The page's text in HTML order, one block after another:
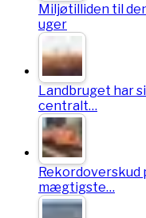
Miljøtilliden til
uger
Landbruget har
centralt…
Rekordoverskud
mægtigste…